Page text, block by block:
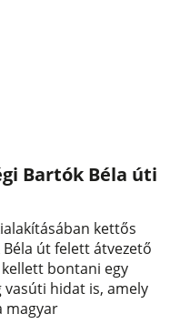
Bartók Béla úti
kettős
út felett átvezető
bontani egy
vasúti hidat is, amely
magyar